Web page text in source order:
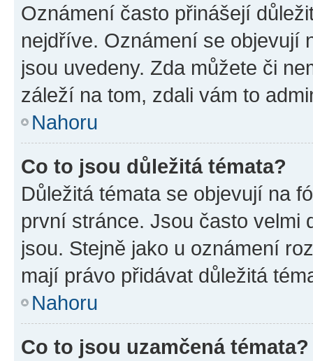
Oznámení často přinášejí
nejdříve. Oznámení se objevují
jsou uvedeny. Zda můžete či
záleží na tom, zdali vám to
Nahoru
Co to jsou důležitá témata?
Důležitá témata se objevují na
první stránce. Jsou často velmi
jsou. Stejně jako u oznámení
mají právo přidávat důležitá
Nahoru
Co to jsou uzamčená témata?